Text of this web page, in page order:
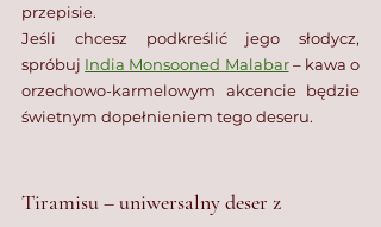
przepisie.
Jeśli chcesz podkreślić jego słodycz,
spróbuj India Monsooned Malabar – kawa o
orzechowo-karmelowym akcencie będzie
świetnym dopełnieniem tego deseru.
Tiramisu – uniwersalny deser z